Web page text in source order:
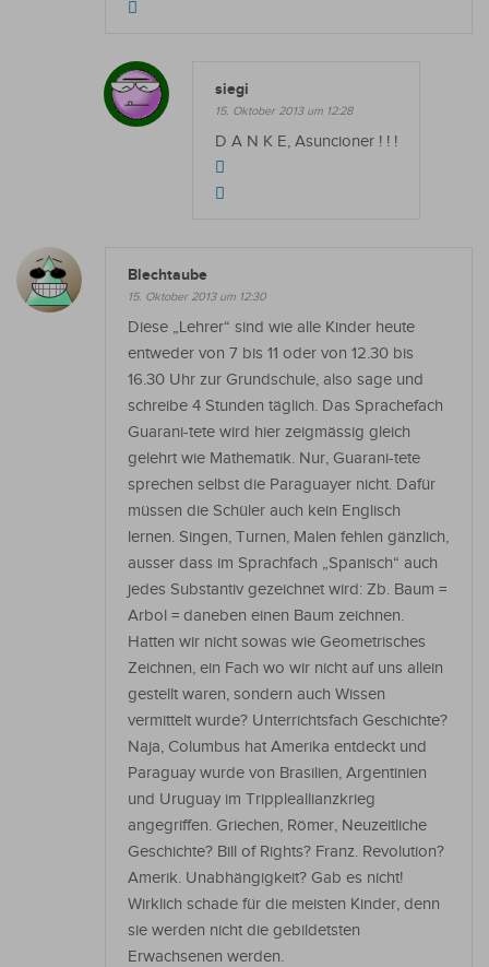
siegi
15. Oktober 2013 um 12:28
D A N K E, Asuncioner ! ! !
Blechtaube
15. Oktober 2013 um 12:30
Diese „Lehrer“ sind wie alle Kinder heute
entweder von 7 bis 11 oder von 12.30 bis
16.30 Uhr zur Grundschule, also sage und
schreibe 4 Stunden täglich. Das Sprachefach
Guarani-tete wird hier zeigmässig gleich
gelehrt wie Mathematik. Nur, Guarani-tete
sprechen selbst die Paraguayer nicht. Dafür
müssen die Schüler auch kein Englisch
lernen. Singen, Turnen, Malen fehlen gänzlich,
ausser dass im Sprachfach „Spanisch“ auch
jedes Substantiv gezeichnet wird: Zb. Baum =
Arbol = daneben einen Baum zeichnen.
Hatten wir nicht sowas wie Geometrisches
Zeichnen, ein Fach wo wir nicht auf uns allein
gestellt waren, sondern auch Wissen
vermittelt wurde? Unterrichtsfach Geschichte?
Naja, Columbus hat Amerika entdeckt und
Paraguay wurde von Brasilien, Argentinien
und Uruguay im Trippleallianzkrieg
angegriffen. Griechen, Römer, Neuzeitliche
Geschichte? Bill of Rights? Franz. Revolution?
Amerik. Unabhängigkeit? Gab es nicht!
Wirklich schade für die meisten Kinder, denn
sie werden nicht die gebildetsten
Erwachsenen werden.